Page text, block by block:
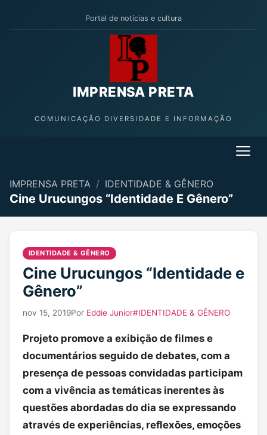
Portal de notícias e cultura
IMPRENSA PRETA
COMUNICAÇÃO DIVERSIDADE E INFORMAÇÃO
IMPRENSA PRETA / IDENTIDADE & GÊNERO
Cine Urucungos “Identidade E Gênero”
IDENTIDADE & GÊNERO
Cine Urucungos “Identidade e
Gênero”
nov 15, 2019Por Eddie Junior#IDENTIDADE & GÊNERO
Projeto promove a exibição de filmes e
documentários seguido de debates, com a
presença de pessoas convidadas participam
com a vivência as temáticas inerentes às
questões abordadas do dia se expressando
através de experiências, reflexões, emoções